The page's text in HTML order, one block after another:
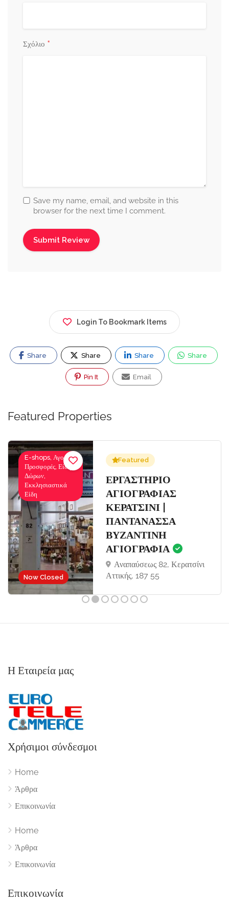
Σχόλιο *
Save my name, email, and website in this
browser for the next time I comment.
Login To Bookmark Items
Share Share Share Share
Pin It Email
Featured Properties
Now Closed
E-shops, Αγορές-
Προσφορές, Είδη
Δώρων,
Εκκλησιαστικά
Είδη
Featured
ΕΡΓΑΣΤΗΡΙΟ
ΑΓΙΟΓΡΑΦΙΑΣ
ΚΕΡΑΤΣΙΝΙ |
ΠΑΝΤΑΝΑΣΣΑ
ΒΥΖΑΝΤΙΝΗ
ΑΓΙΟΓΡΑΦΙΑ
Αναπαύσεως 82, Κερατσίνι
Αττικής, 187 55
Η Εταιρεία μας
Χρήσιμοι σύνδεσμοι
Home
Άρθρα
Επικοινωνία
Home
Άρθρα
Επικοινωνία
Επικοινωνία